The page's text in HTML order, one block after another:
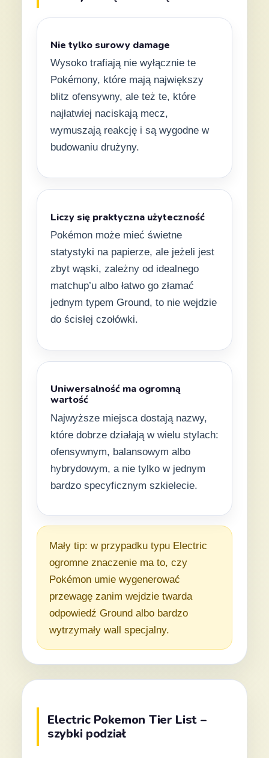
Nie tylko surowy damage
Wysoko trafiają nie wyłącznie te
Pokémony, które mają największy
blitz ofensywny, ale też te, które
najłatwiej naciskają mecz,
wymuszają reakcję i są wygodne w
budowaniu drużyny.
Liczy się praktyczna użyteczność
Pokémon może mieć świetne
statystyki na papierze, ale jeżeli jest
zbyt wąski, zależny od idealnego
matchup’u albo łatwo go złamać
jednym typem Ground, to nie wejdzie
do ścisłej czołówki.
Uniwersalność ma ogromną
wartość
Najwyższe miejsca dostają nazwy,
które dobrze działają w wielu stylach:
ofensywnym, balansowym albo
hybrydowym, a nie tylko w jednym
bardzo specyficznym szkielecie.
Mały tip: w przypadku typu Electric
ogromne znaczenie ma to, czy
Pokémon umie wygenerować
przewagę zanim wejdzie twarda
odpowiedź Ground albo bardzo
wytrzymały wall specjalny.
Electric Pokemon Tier List –
szybki podział